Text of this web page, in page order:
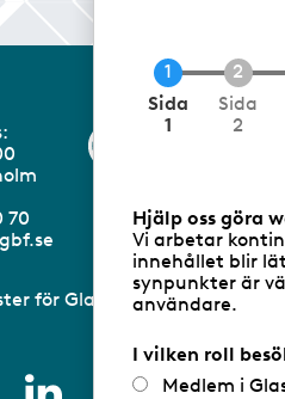
70
för Glasbranschföreningen
N
a
n
d
e
Sida
1
Sida
2
Hjälp oss göra
Vi arbetar
innehållet blir
synpunkter är
användare.
I vilken roll
Medlem i